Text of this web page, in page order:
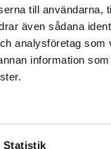
till användarna,
även sådana
analysföretag som
information
Statistik